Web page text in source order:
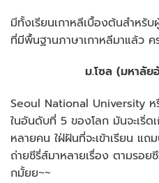
มีทั้งเรียนเกาหลีเบื้องต้นสำหรั
ที่มีพื้นฐานภาษาเกาหลีมาแล้ว ค
ม.โซล (มหาลัย
Seoul National University ห
ในอันดับที่ 5 ของโลก มันจะเริ่ด
หลายคน ใฝ่ฝันที่จะเข้าเรียน แถ
ถ่ายซีรี่ส์มาหลายเรื่อง ตามรอ
กมั้ยย~~